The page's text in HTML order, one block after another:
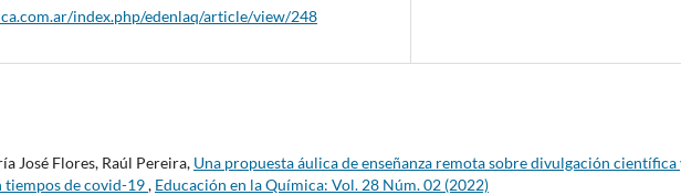
index.php/edenlaq/article/view/248
José Flores, Raúl Pereira, Una propuesta áulica de enseñanza remota sobre divulgación científica
tiempos de covid-19, Educación en la Química: Vol. 28 Núm. 02 (2022)